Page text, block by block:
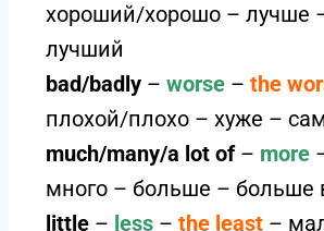
хороший/хорошо – лучше
лучший
bad/badly – worse – the
плохой/плохо – хуже –
much/many/a lot of– more
много – больше – больше
little – less – the least –